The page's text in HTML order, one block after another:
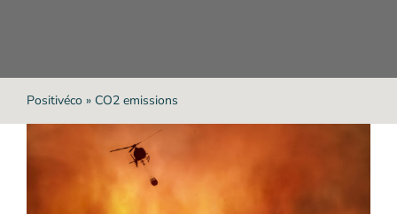
Positivéco» CO2 emissions